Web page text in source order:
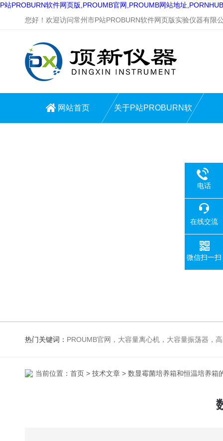
P站PROBURN软件网页版,PROUMB官网,PROUMB网站地址
您好！欢迎访问常州市P站PROBURN软件网页版实验仪器有限公
网站首页 关于P站PROBURN软
热门关键词： PROUMB官网，大容量离心机，大容量振荡器，高速冷冻离心机，生化、光照、振荡培养箱，磁力搅拌器
当前位置： 首页 > 技术文章 > 数显霉菌培养箱和恒温培养箱
电话
在线交流
微信扫一扫